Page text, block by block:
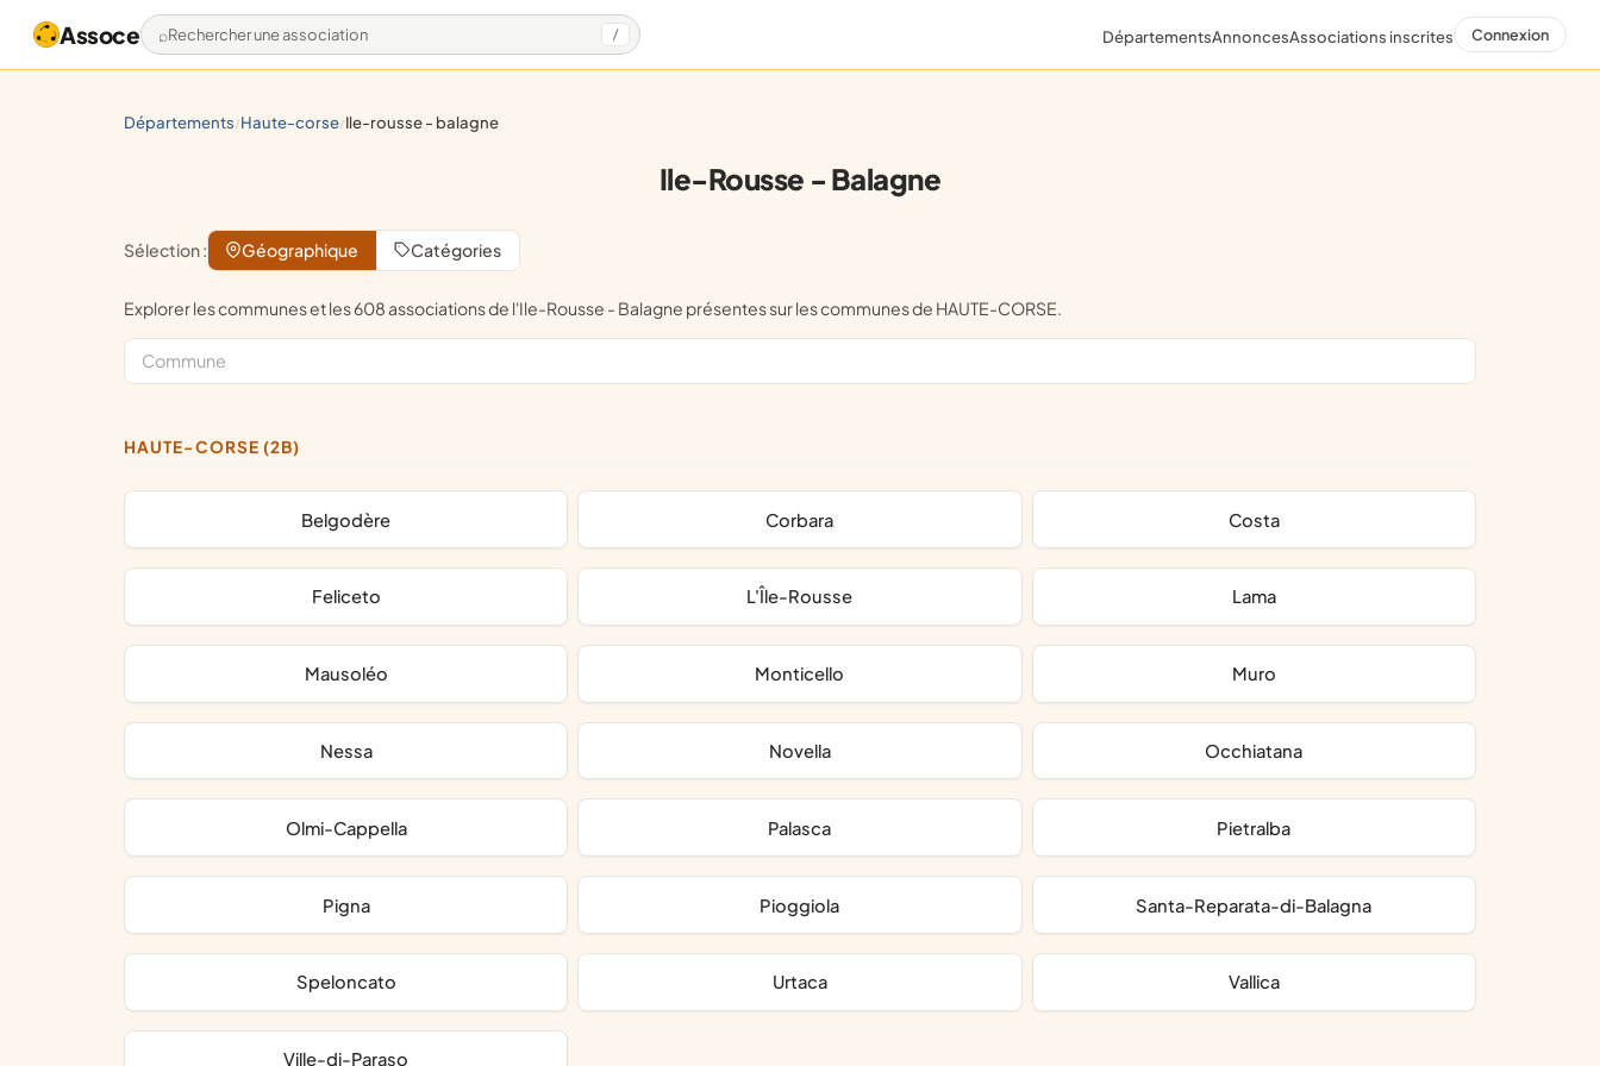
Assoce Rechercher une association / DépartementsAnnoncesAssociations inscrites Connexion
départements/ haute-corse/ ile-rousse - balagne
Ile-Rousse - Balagne
Sélection : Géographique Catégories
Explorer les communes et les 608 associations de l'Ile-Rousse - Balagne présentes sur les communes de HAUTE-CORSE.
HAUTE-CORSE (2B)
Belgodère Corbara Costa
Feliceto L'Île-Rousse Lama
Mausoléo Monticello Muro
Nessa Novella Occhiatana
Olmi-Cappella Palasca Pietralba
Pigna Pioggiola Santa-Reparata-di-Balagna
Speloncato Urtaca Vallica
Ville-di-Paraso